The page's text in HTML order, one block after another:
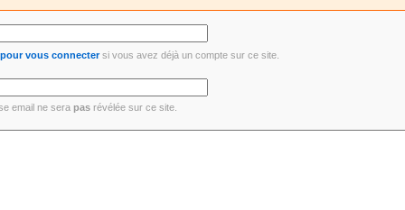
vous connectersi vous avez déjà un compte sur ce site.
email ne serapas révélée sur ce site.